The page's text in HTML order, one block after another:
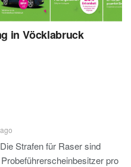
in Vöcklabruck
Strafen für Raser sind
pro